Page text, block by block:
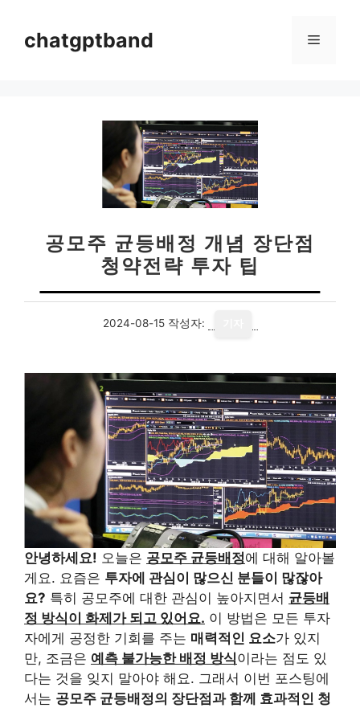
chatgptband 메
공모주 균등배정 개념 장단점
청약전략 투자 팁
2024-08-15 작성자:
안녕하세요! 오늘은 공모주 균등배정에 대해 알아볼
게요. 요즘은 투자에 관심이 많으신 분들이 많잖아
요? 특히 공모주에 대한 관심이 높아지면서 균등배
정 방식이 화제가 되고 있어요. 이 방법은 모든 투자
자에게 공정한 기회를 주는 매력적인 요소가 있지
만, 조금은 예측 불가능한 배정 방식이라는 점도 있
다는 것을 잊지 말아야 해요. 그래서 이번 포스팅에
서는 공모주 균등배정의 장단점과 함께 효과적인 청